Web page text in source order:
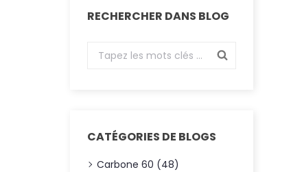
RECHERCHER DANS BLOG
CATÉGORIES DE BLOGS
Carbone 60 (48)